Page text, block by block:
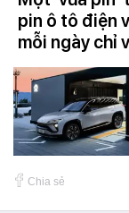
pin ô tô điện
mỗi ngày chỉ
Chia sẻ